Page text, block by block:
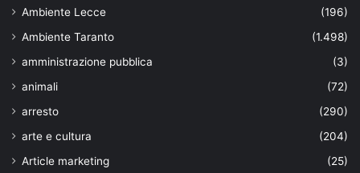
Ambiente Lecce
(196)
Ambiente Taranto
(1.498)
amministrazione pubblica
(3)
animali
(72)
arresto
(290)
arte e cultura
(204)
Article marketing
(25)